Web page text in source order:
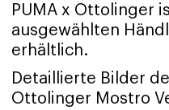
PUMA x Ottolinger
ausgewählten
erhältlich.
Detaillierte Bilder
Ottolinger Mostro